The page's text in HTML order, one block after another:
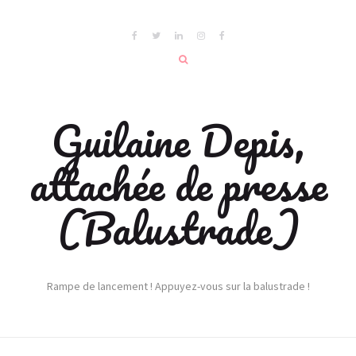
Guilaine Depis,
attachée de presse
(Balustrade)
Rampe de lancement ! Appuyez-vous sur la balustrade !